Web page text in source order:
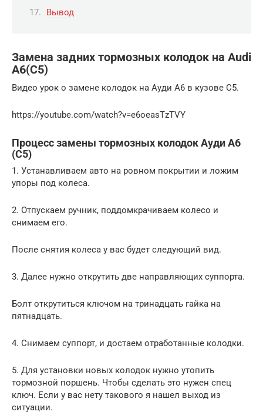
Вывод
Замена задних тормозных колодок на Audi
A6(C5)
Видео урок о замене колодок на Ауди А6 в кузове С5.
https://youtube.com/watch?v=e6oeasTzTVY
Процесс замены тормозных колодок Ауди А6
(С5)
1. Устанавливаем авто на ровном покрытии и ложим
упоры под колеса.
2. Отпускаем ручник, поддомкрачиваем колесо и
снимаем его.
После снятия колеса у вас будет следующий вид.
3. Далее нужно открутить две направляющих суппорта.
Болт открутиться ключом на тринадцать гайка на
пятнадцать.
4. Снимаем суппорт, и достаем отработанные колодки.
5. Для установки новых колодок нужно утопить
тормозной поршень. Чтобы сделать это нужен спец
ключ. Если у вас нету такового я нашел выход из
ситуации.